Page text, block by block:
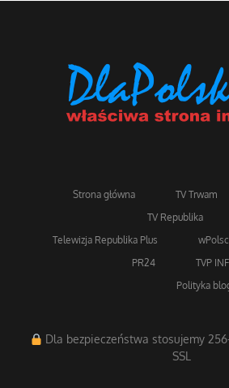
Strona główna TV Trwam
TV Republika
Telewizja Republika Plus
PR24
TVP
Polityka
Dla bezpieczeństwa stosujemy
SSL